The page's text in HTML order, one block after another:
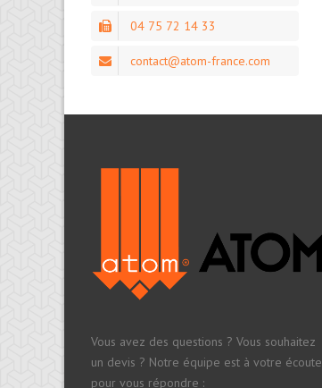
04 75 72 14 33
contact@atom-france.com
Vous avez des questions ? Vous souhaitez
un devis ? Notre équipe est à votre écoute
pour vous répondre :